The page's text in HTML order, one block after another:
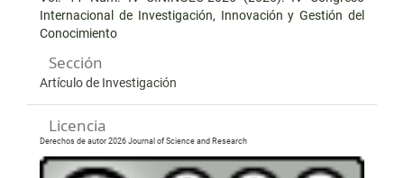
Internacional de Investigación, Innovación y Gestión del
Conocimiento
Sección
Artículo de Investigación
Licencia
Derechos de autor 2026 Journal of Science and Research